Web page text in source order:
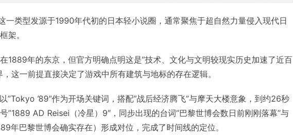
一类型发源于1990年代初的日本轻小说圈，通常聚焦于超自然力量侵入现代日
架。
1889年的东京，但官方明确点明这是”技术、文化与文明较现实历史加速了近百
，这一前提直接决定了游戏中所有建筑与地标的存在逻辑。
”Tokyo ’89″作为开场关键词，搭配”战后经济腾飞”与摩天大楼意象，到约26秒
”1889 AD Reisei（冷星）9″，同步出现的台词”巴黎世博会数日前刚刚落幕”与
年巴黎世博会确实存在）形成对位，完成了时间线的定位。